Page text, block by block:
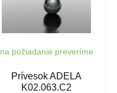
na požiadanie preveríme
Prívesok ADELA
K02.063.C2